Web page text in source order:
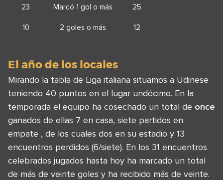
23 Marcó 1 gol o más 25
10 2 goles o más 12
El año de los locales
Mirando la tabla de Liga italiana situamos a Udinese
teniendo 40 puntos en el lugar undécimo. En la
temporada el equipo ha cosechado un total de once
ganados de ellas 7 en casa, siete partidos en
empate , de los cuales dos en su estadio y 13
encuentros perdidos (6/siete). En los 31 encuentros
celebrados jugados hasta hoy ha marcado un total
de más de veinte goles y ha recibido más de veinte.